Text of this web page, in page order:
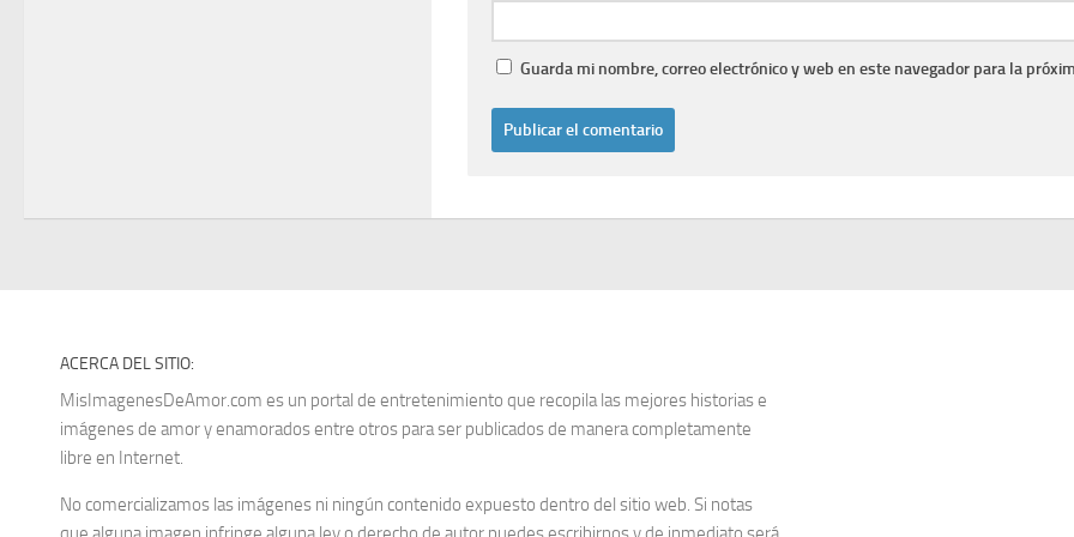
Guarda mi nombre, correo electrónico y web en este navegador para la
ACERCA DEL SITIO:
MisImagenesDeAmor.com es un portal de entretenimiento que recopila las mejores historias e
imágenes de amor y enamorados entre otros para ser publicados de manera completamente
libre en Internet.
No comercializamos las imágenes ni ningún contenido expuesto dentro del sitio web. Si notas